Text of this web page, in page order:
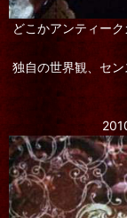
どこかアンティー
独自の世界観、セ